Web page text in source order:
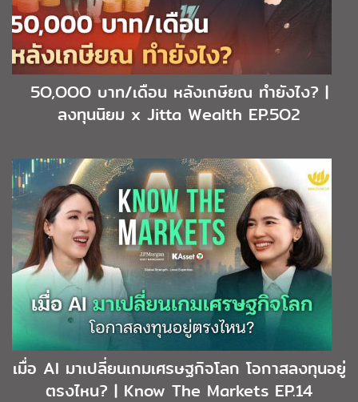
5O,OOO บาท/เดือน หลังเกษียณ ทำยังไง? |
ลงทุนนิยม x Jitta Wealth EP.5O2
เมื่อ AI มาเปลี่ยนเกมเศรษฐกิจโลก โอกาสลงทุนอยู่
ตรงไหน? | Know The Markets EP.14